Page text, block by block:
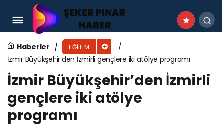
Haberler EĞITIM
İzmir Büyükşehir’den İzmirli gençlere iki atölye programı
İzmir Büyükşehir’den İzmirli
gençlere iki atölye
programı
İzmir Büyükşehir’den İzmirli gençlere iki atölye
programı